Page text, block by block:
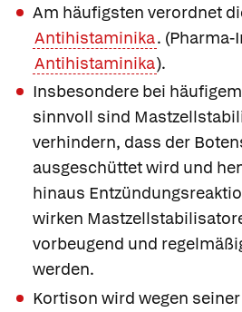
Am häufigsten verordnet
Antihistaminika. (Pharma-
Antihistaminika).
Insbesondere bei
sinnvoll sind
verhindern, dass der
ausgeschüttet wird und
hinaus
wirken
vorbeugend und
werden.
Kortison wird wegen